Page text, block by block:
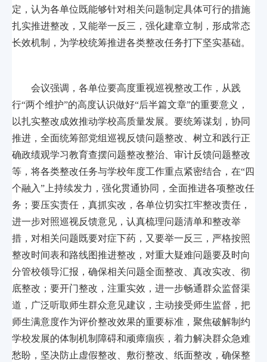
定，认为各单位既能够针对相关问题制定具体可行的措施
扎实推进整改，又能举一反三，强化建章立制，形成常态
长效机制，为学校统筹推进各类整改任务打下坚实基础。
会议强调，各单位要高度重视巡视整改工作，从践
行“两个维护”的高度认识做好“后半篇文章”的重要意义，
以扎实整改成效推动学校高质量发展。要统筹谋划，协同
推进，全面统筹部党组巡视反馈问题整改、树立和践行正
确政绩观学习教育查摆问题整改整治、审计反馈问题整改
等，将各类整改任务与学校年度工作重点紧密结合，在“四
个融入”上持续发力，强化贯通协同，全面推进各项整改任
务；要压实责任，真抓实改，各单位切实扛牢整改责任，
进一步对照巡视反馈意见，认真梳理问题清单和整改举
措，对相关问题既要对症下药，又要举一反三，严格按照
整改时间表和路线图推进整改，对重大疑难问题要及时向
分管校领导汇报，确保相关问题全面整改、真改实改、彻
底整改；要开门整改，注重实效，进一步畅通群众监督渠
道，广泛听取师生群众意见建议，主动接受师生监督，把
师生满意度作为评价整改效果的重要标准，聚焦破解制约
学校发展的体制机制障碍和顽瘴痼疾，着力解决群众急难
愁盼，坚决防止虚假整改、敷衍整改、纸面整改，确保整